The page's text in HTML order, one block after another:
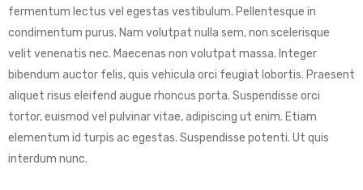
fermentum lectus vel egestas vestibulum. Pellentesque in
condimentum purus. Nam volutpat nulla sem, non scelerisque
velit venenatis nec. Maecenas non volutpat massa. Integer
bibendum auctor felis, quis vehicula orci feugiat lobortis. Praesent
aliquet risus eleifend augue rhoncus porta. Suspendisse orci
tortor, euismod vel pulvinar vitae, adipiscing ut enim. Etiam
elementum id turpis ac egestas. Suspendisse potenti. Ut quis
interdum nunc.